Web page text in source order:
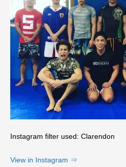
Instagram filter used: Clarendon
View in Instagram ⇒